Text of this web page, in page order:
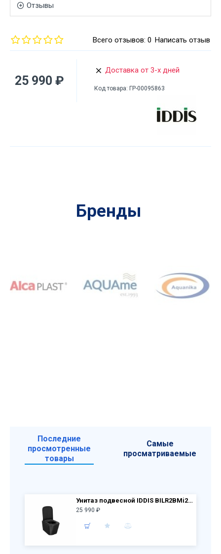
Отзывы
Всего отзывов: 0 Написать отзыв
25 990 ₽
Доставка от 3-х дней
Код товара: ГР-00095863
Бренды
Последние
просмотренные
товары
Самые
просматриваемые
Унитаз подвесной IDDIS BILR2BMi25 BILD черный + крышка м/л
25 990 ₽